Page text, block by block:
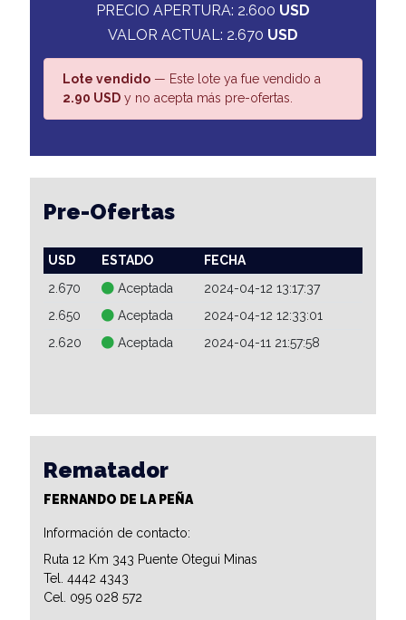
PRECIO APERTURA: 2.600 USD
VALOR ACTUAL: 2.670 USD
Lote vendido — Este lote ya fue vendido a
2.90 USD y no acepta más pre-ofertas.
Pre-Ofertas
USD ESTADO
FECHA
2.670
Aceptada
2024-04-12 13:17:37
2.650
Aceptada
2024-04-12 12:33:01
2.620
Aceptada 2024-04-11 21:57:58
Rematador
FERNANDO DE LA PEÑA
Información de contacto:
Ruta 12 Km 343 Puente Otegui Minas
Tel. 4442 4343
Cel. 095 028 572